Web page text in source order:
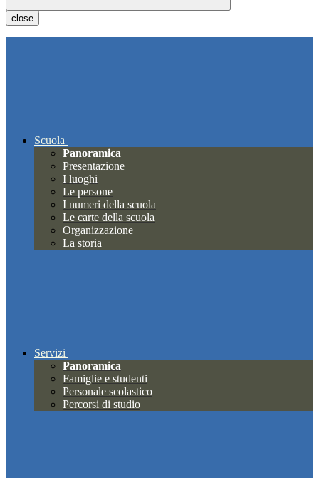
close
Scuola
Panoramica
Presentazione
I luoghi
Le persone
I numeri della scuola
Le carte della scuola
Organizzazione
La storia
Servizi
Panoramica
Famiglie e studenti
Personale scolastico
Percorsi di studio